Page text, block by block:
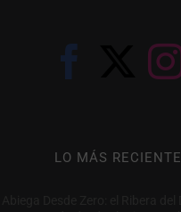
LO MÁS RECIENTE